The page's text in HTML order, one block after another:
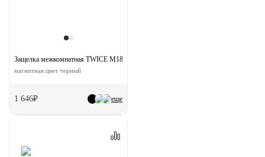
еще
Защелка межкомнатная TWICE M1885 BL с ответной планкой
магнитная цвет черный
1 646₽